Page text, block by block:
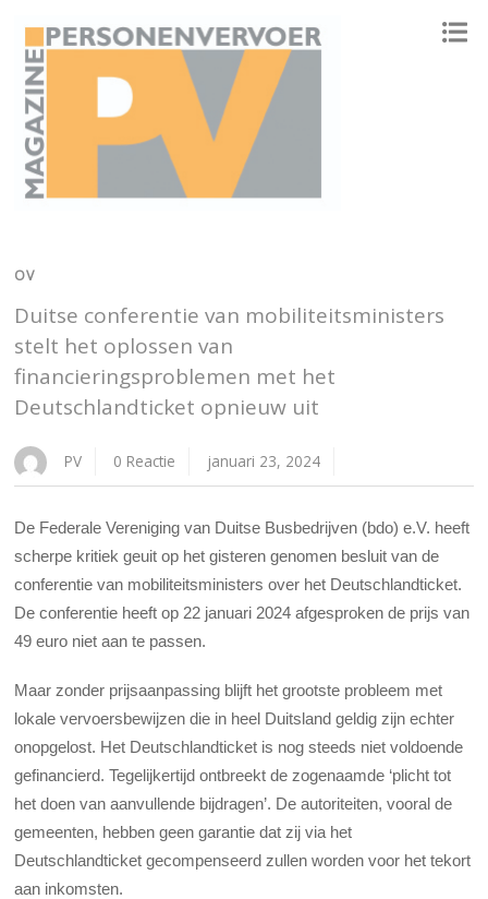
OV
Duitse conferentie van mobiliteitsministers
stelt het oplossen van
financieringsproblemen met het
Deutschlandticket opnieuw uit
PV 0 Reactie januari 23, 2024
De Federale Vereniging van Duitse Busbedrijven (bdo) e.V. heeft
scherpe kritiek geuit op het gisteren genomen besluit van de
conferentie van mobiliteitsministers over het Deutschlandticket.
De conferentie heeft op 22 januari 2024 afgesproken de prijs van
49 euro niet aan te passen.
Maar zonder prijsaanpassing blijft het grootste probleem met
lokale vervoersbewijzen die in heel Duitsland geldig zijn echter
onopgelost. Het Deutschlandticket is nog steeds niet voldoende
gefinancierd. Tegelijkertijd ontbreekt de zogenaamde ‘plicht tot
het doen van aanvullende bijdragen’. De autoriteiten, vooral de
gemeenten, hebben geen garantie dat zij via het
Deutschlandticket gecompenseerd zullen worden voor het tekort
aan inkomsten.